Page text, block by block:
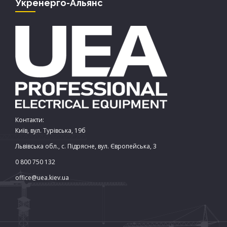
Укренерго-Альянс
Контакти:
Київ, вул. Турівська, 19б
Львівська обл., с. Підрясне, вул. Європейська, 3
0 800 750 132
office@uea.kiev.ua